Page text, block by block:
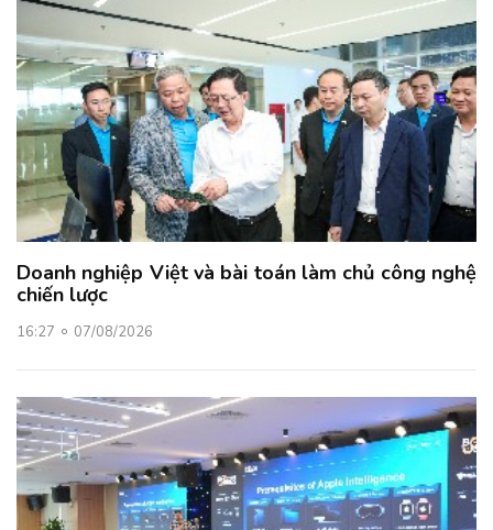
Doanh nghiệp Việt và bài toán làm chủ công nghệ
chiến lược
16:27 07/08/2026